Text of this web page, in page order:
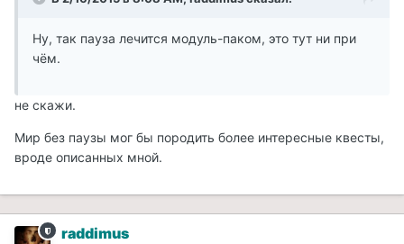
Ну, так пауза лечится модуль-паком, это тут ни при
чём.
не скажи.
Мир без паузы мог бы породить более интересные квесты,
вроде описанных мной.
raddimus